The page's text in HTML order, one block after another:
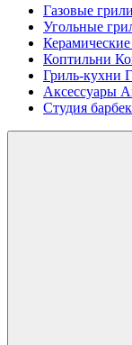
Газовые грили
Угольные
Коптильни
Гриль-кухни
Аксессуары
Студия